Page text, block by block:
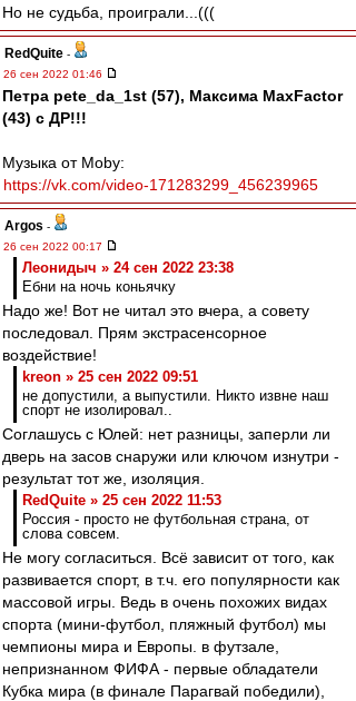
Но не судьба, проиграли...(((
RedQuite -
26 сен 2022 01:46
Петра pete_da_1st (57), Максима MaxFactor
(43) с ДР!!!
Музыка от Moby:
https://vk.com/video-171283299_456239965
Argos -
26 сен 2022 00:17
Леонидыч » 24 сен 2022 23:38
Ебни на ночь коньячку
Надо же! Вот не читал это вчера, а совету
последовал. Прям экстрасенсорное
воздействие!
kreon » 25 сен 2022 09:51
не допустили, а выпустили. Никто извне наш
спорт не изолировал..
Соглашусь с Юлей: нет разницы, заперли ли
дверь на засов снаружи или ключом изнутри -
результат тот же, изоляция.
RedQuite » 25 сен 2022 11:53
Россия - просто не футбольная страна, от
слова совсем.
Не могу согласиться. Всё зависит от того, как
развивается спорт, в т.ч. его популярности как
массовой игры. Ведь в очень похожих видах
спорта (мини-футбол, пляжный футбол) мы
чемпионы мира и Европы. в футзале,
непризнанном ФИФА - первые обладатели
Кубка мира (в финале Парагвай победили),